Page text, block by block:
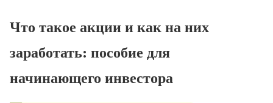
Что такое акции и как на них
заработать: пособие для
начинающего инвестора